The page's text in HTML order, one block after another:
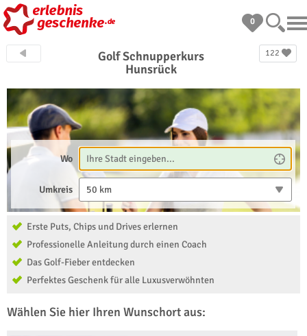
0
122
Golf Schnupperkurs
Hunsrück
Wo
Umkreis 50 km
Erste Puts, Chips und Drives erlernen
Professionelle Anleitung durch einen Coach
Das Golf-Fieber entdecken
Perfektes Geschenk für alle Luxusverwöhnten
Wählen Sie hier Ihren Wunschort aus: